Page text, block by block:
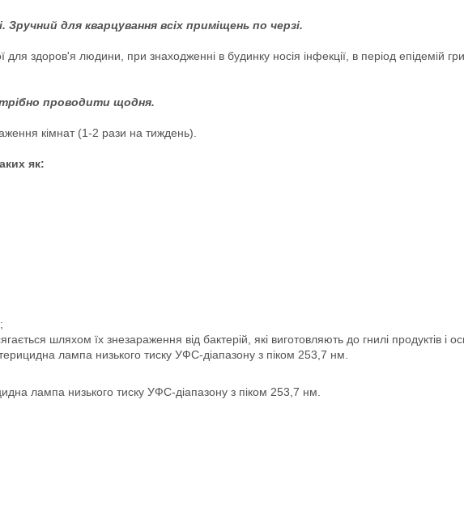
для кварцування всіх приміщень по черзі.
здоров'я людини, при знаходженні в будинку носія інфекції, в період епідемій
проводити щодня.
кімнат (1-2 рази на тиждень).
як:
шляхом їх знезараження від бактерій, які виготовляють до гнилі продуктів і
лампа низького тиску УФС-діапазону з піком 253,7 нм.
лампа низького тиску УФС-діапазону з піком 253,7 нм.